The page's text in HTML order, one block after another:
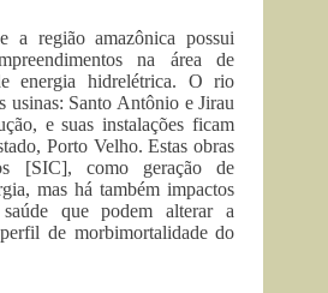
a região amazônica possui
na área de
energia hidrelétrica. O rio
usinas: Santo Antônio e Jirau
e suas instalações ficam
Porto Velho. Estas obras
[SIC], como geração de
mas há também impactos
que podem alterar a
de morbimortalidade do